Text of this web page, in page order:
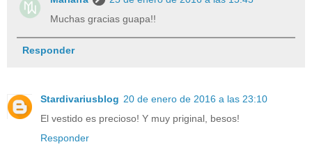
Muchas gracias guapa!!
Responder
Stardivariusblog 20 de enero de 2016 a las 23:10
El vestido es precioso! Y muy priginal, besos!
Responder